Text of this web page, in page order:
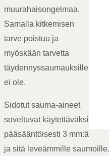
muurahaisongelmaa.
Samalla kitkemisen
tarve poistuu ja
myöskään tarvetta
täydennyssaumauksille
ei ole.
Sidotut sauma-aineet
soveltuvat käytettäväksi
pääsääntöisesti 3 mm:ä
ja sitä leveämmille